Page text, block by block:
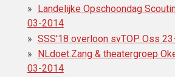
Landelijke Opschoondag
03-2014
SSS'18 overloon svTOP Oss
NLdoet.Zang & theatergroep
03-2014